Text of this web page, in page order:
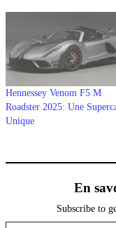
Hennessey Venom F5 M
Roadster 2025: Une
Unique
En
Subscribe to
Saisissez votre adresse e-mail…